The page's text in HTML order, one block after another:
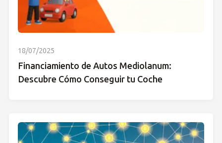
18/07/2025
Financiamiento de Autos Mediolanum:
Descubre Cómo Conseguir tu Coche